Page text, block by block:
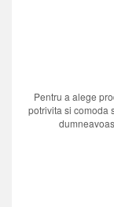
Pentru a alege
potrivita si comoda